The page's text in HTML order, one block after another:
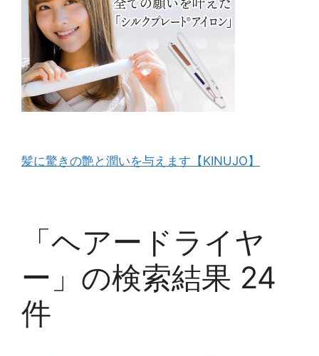
髪に驚きの艶と潤いを与えます【KINUJO】
「ヘアードライヤ
ー」の検索結果 24
件